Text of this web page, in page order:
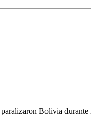
Bolivia